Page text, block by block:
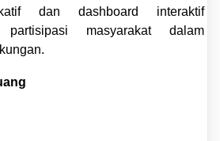
dan dashboard interaktif
partisipasi masyarakat dalam